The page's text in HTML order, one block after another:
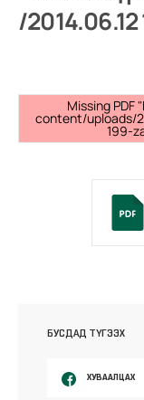
/
Missing
content/uploads/
199-
БУСДАД ТҮГЭЭХ
ХУВААЛЦАХ